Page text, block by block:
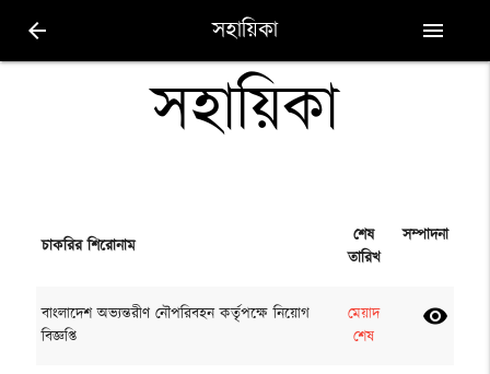
arrow_back সহায়িকা menu
সহায়িকা
চাকরির শিরোনাম
শেষ
তারিখ
সম্পাদনা
বাংলাদেশ অভ্যন্তরীণ নৌপরিবহন কর্তৃপক্ষে নিয়োগ
বিজ্ঞপ্তি
মেয়াদ
শেষ
visibility